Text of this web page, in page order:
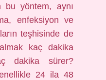
bu yöntem, aynı
enfeksiyon ve
teşhisinde de
kaç dakika
dakika sürer?
24 ila 48